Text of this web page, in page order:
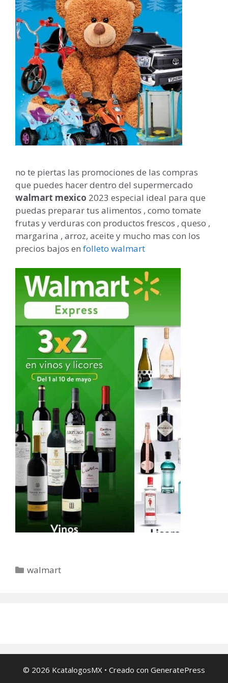
no te piertas las promociones de las compras
que puedes hacer dentro del supermercado
walmart mexico 2023 especial ideal para que
puedas preparar tus alimentos , como tomate
frutas y verduras con productos frescos , queso ,
margarina , arroz, aceite y mucho mas con los
precios bajos en folleto walmart
Categorías
walmart
© 2026 KcatalogosMX • Creado con GeneratePress